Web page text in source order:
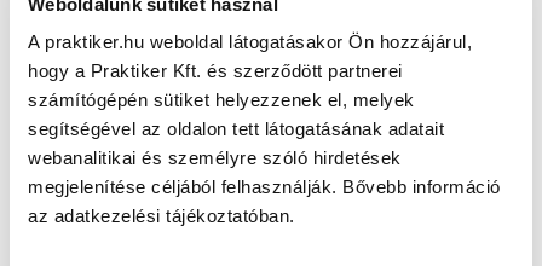
A praktiker.hu weboldal látogatásakor Ön hozzájárul,
hogy a Praktiker Kft. és szerződött partnerei
számítógépén sütiket helyezzenek el, melyek
segítségével az oldalon tett látogatásának adatait
webanalitikai és személyre szóló hirdetések
megjelenítése céljából felhasználják. Bővebb információ
az adatkezelési tájékoztatóban.
Oldal újratöltése